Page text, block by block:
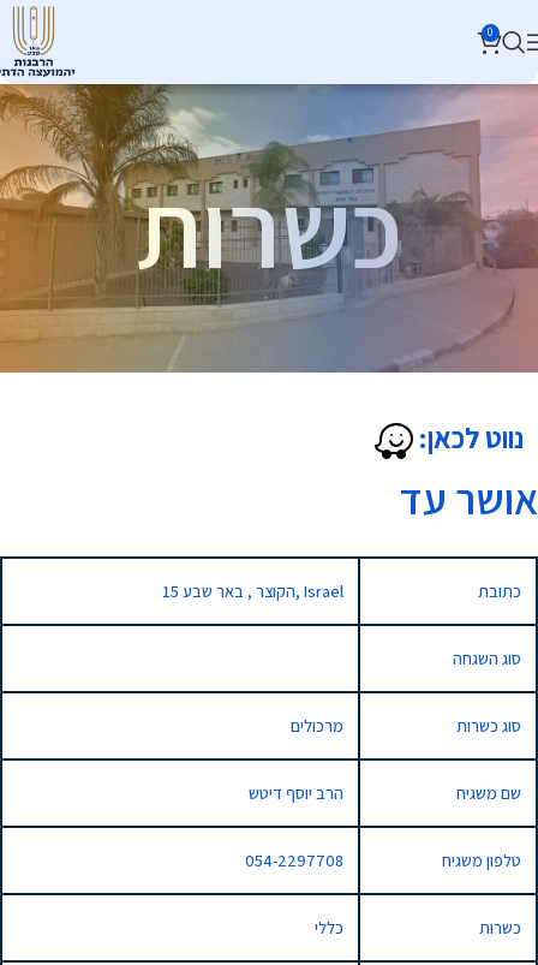
0
כשרות
נווט לכאן:
אושר עד
כתובת 15 הקוצר , באר שבע, Israel
סוג השגחה
סוג כשרות מרכולים
שם משגיח הרב יוסף דיטש
טלפון משגיח 054-2297708
כשרות כללי